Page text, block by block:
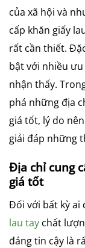
của xã hội và
cấp khăn giấy
rất cần thiết.
bật với nhiều
nhận thấy.
phá những địa
giá tốt, lý do
giải đáp những
Địa chỉ cung
giá tốt
Đối với bất kỳ ai
lau tay chất
đáng tin cậy là